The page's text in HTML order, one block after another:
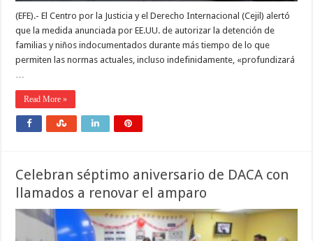
(EFE).- El Centro por la Justicia y el Derecho Internacional (Cejil) alertó
que la medida anunciada por EE.UU. de autorizar la detención de
familias y niños indocumentados durante más tiempo de lo que
permiten las normas actuales, incluso indefinidamente, «profundizará
Read More »
Celebran séptimo aniversario de DACA con
llamados a renovar el amparo